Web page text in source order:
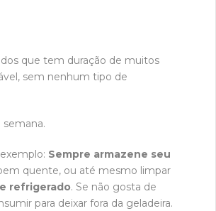
que tem duração de muitos
sem nenhum tipo de
semana.
Sempre armazene seu
quente, ou até mesmo limpar
refrigerado. Se não gosta de
para deixar fora da geladeira.